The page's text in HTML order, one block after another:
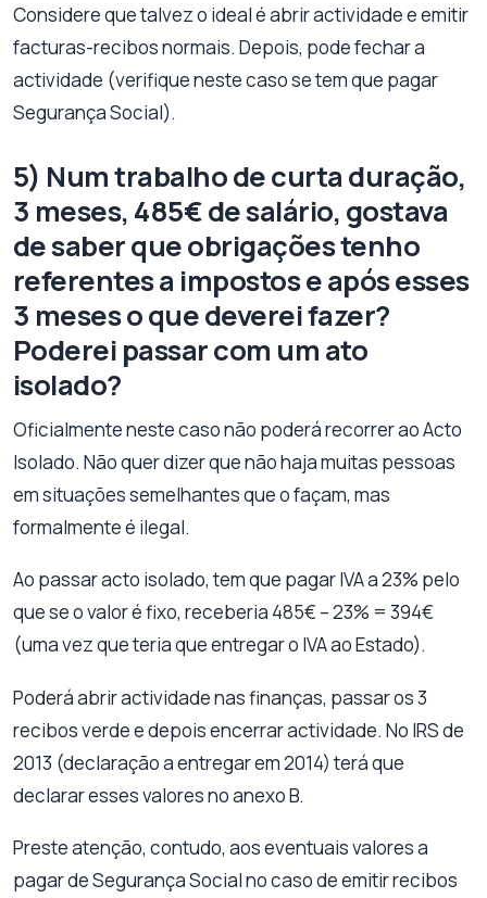
Considere que talvez o ideal é abrir actividade e emitir
facturas-recibos normais. Depois, pode fechar a
actividade (verifique neste caso se tem que pagar
Segurança Social).
5) Num trabalho de curta duração,
3 meses, 485€ de salário, gostava
de saber que obrigações tenho
referentes a impostos e após esses
3 meses o que deverei fazer?
Poderei passar com um ato
isolado?
Oficialmente neste caso não poderá recorrer ao Acto
Isolado. Não quer dizer que não haja muitas pessoas
em situações semelhantes que o façam, mas
formalmente é ilegal.
Ao passar acto isolado, tem que pagar IVA a 23% pelo
que se o valor é fixo, receberia 485€ – 23% = 394€
(uma vez que teria que entregar o IVA ao Estado).
Poderá abrir actividade nas finanças, passar os 3
recibos verde e depois encerrar actividade. No IRS de
2013 (declaração a entregar em 2014) terá que
declarar esses valores no anexo B.
Preste atenção, contudo, aos eventuais valores a
pagar de Segurança Social no caso de emitir recibos